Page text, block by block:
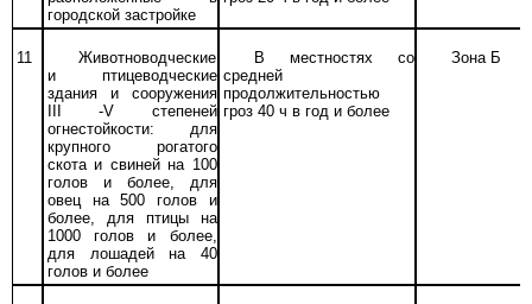
городской застройке
11
Животноводческие
и птицеводческие
здания и сооружения
-V степеней
огнестойкости: для
крупного рогатого
скота и свиней на 100
голов и более, для
овец на 500 голов и
более, для птицы на
1000 голов и более,
для лошадей на 40
голов и более
В местностях со
средней
продолжительностью
гроз 40 ч в год и более
Зона Б